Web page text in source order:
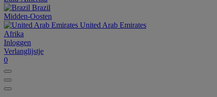
Brazil
Midden-Oosten
United Arab Emirates
Afrika
Inloggen
Verlanglijstje
0